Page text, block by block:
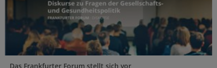
Das Frankfurter Forum stellt sich vor